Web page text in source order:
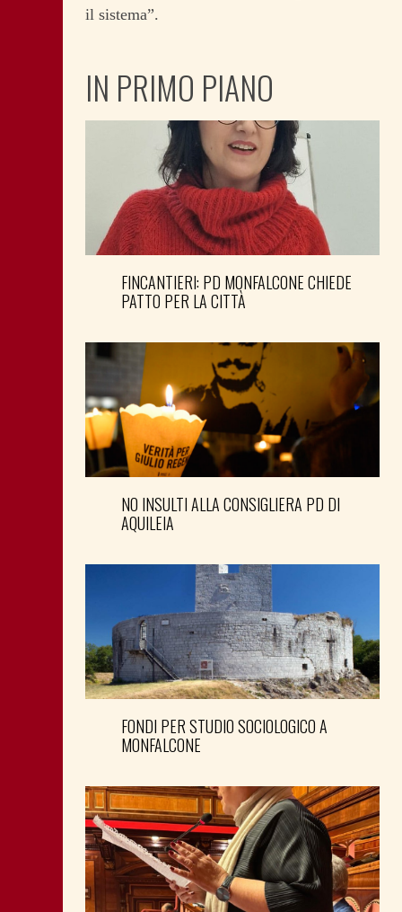
il sistema”.
IN PRIMO PIANO
FINCANTIERI: PD MONFALCONE CHIEDE
PATTO PER LA CITTÀ
NO INSULTI ALLA CONSIGLIERA PD DI
AQUILEIA
FONDI PER STUDIO SOCIOLOGICO A
MONFALCONE